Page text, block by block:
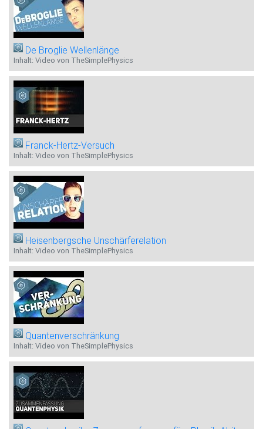
De Broglie Wellenlänge
Inhalt: Video von TheSimplePhysics
Franck-Hertz-Versuch
Inhalt: Video von TheSimplePhysics
Heisenbergsche Unschärferelation
Inhalt: Video von TheSimplePhysics
Quantenverschränkung
Inhalt: Video von TheSimplePhysics